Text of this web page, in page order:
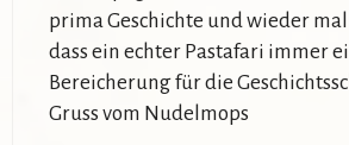
prima Geschichte und wieder
dass ein echter Pastafari immer
Bereicherung für die
Gruss vom Nudelmops